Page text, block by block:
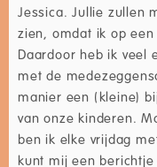
Jessica. Jullie zullen
zien, omdat ik op
Daardoor heb ik veel
met de
manier een (kleine)
van onze kinderen.
ben ik elke vrijdag
kunt mij een